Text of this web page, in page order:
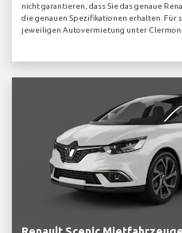
nicht garantieren, dass Sie das genaue
die genauen Spezifikationen erhalten. Für
jeweiligen Autovermietung unter